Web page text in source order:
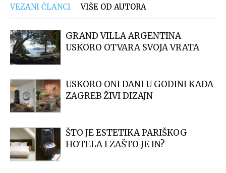
VEZANI ČLANCI VIŠE OD AUTORA
GRAND VILLA ARGENTINA
USKORO OTVARA SVOJA VRATA
USKORO ONI DANI U GODINI KADA
ZAGREB ŽIVI DIZAJN
ŠTO JE ESTETIKA PARIŠKOG
HOTELA I ZAŠTO JE IN?